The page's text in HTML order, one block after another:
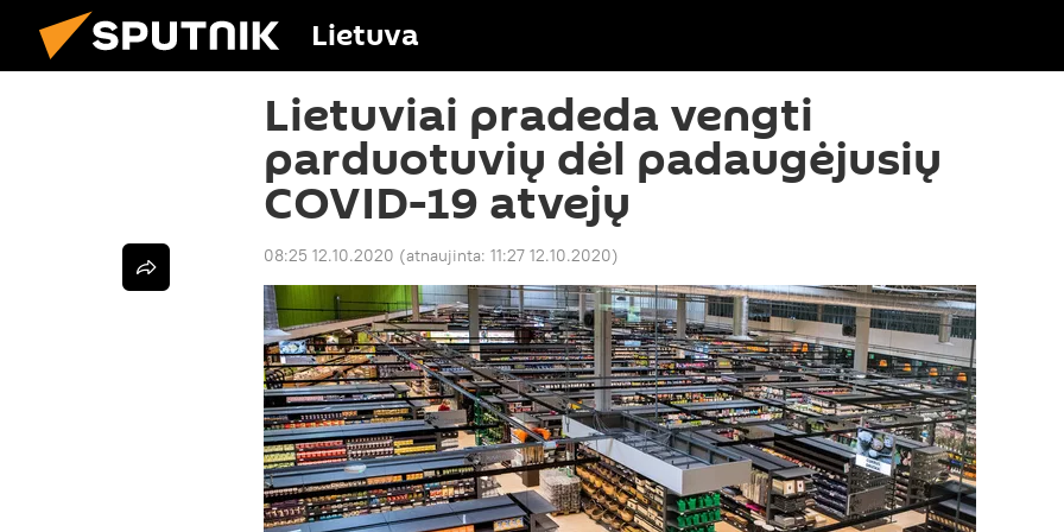
Lietuva
Lietuviai pradeda vengti
parduotuvių dėl padaugėjusių
COVID-19 atvejų
08:25 12.10.2020 (atnaujinta: 11:27 12.10.2020)